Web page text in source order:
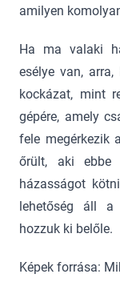
amilyen
Ha ma valaki
esélye van,
kockázat, mint
gépére, amely
fele megérkezik
őrült, aki ebbe
házasságot
lehetőség áll a
hozzuk ki belőle.
Képek forrása: